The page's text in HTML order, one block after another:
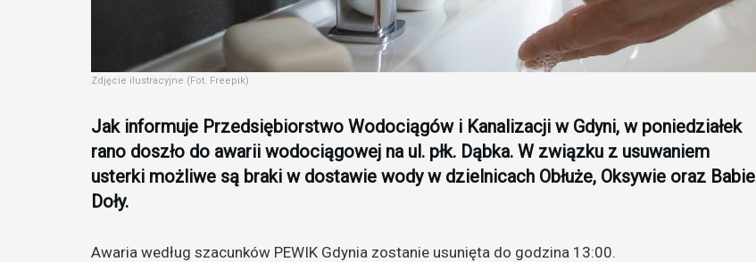
Zdjęcie ilustracyjne (Fot. Freepik)
Jak informuje Przedsiębiorstwo Wodociągów i Kanalizacji w Gdyni, w poniedziałek
rano doszło do awarii wodociągowej na ul. płk. Dąbka. W związku z usuwaniem
usterki możliwe są braki w dostawie wody w dzielnicach Obłuże, Oksywie oraz Babie
Doły.
Awaria według szacunków PEWIK Gdynia zostanie usunięta do godzina 13:00.